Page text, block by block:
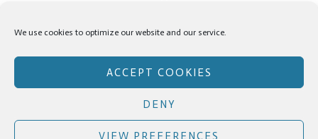
We use cookies to optimize our website and our service.
ACCEPT COOKIES
DENY
VIEW PREFERENCES
social oldalainkon!
Copyright © Mezek.hu 2026 Mezek.hu
Facebook Instagram